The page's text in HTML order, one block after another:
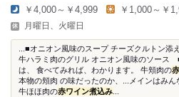
￥4,000～￥4,999 ￥1,000～￥
月曜日、火曜日
...■オニオン風味のスープ チーズクルトン
牛ハラミ肉のグリル オニオン風味のソース
は、 食べてみれば、わかります。 牛頬肉の
本物の頬肉 の味だったのか、...メインはみ
牛ほほ肉の赤ワイン煮込み